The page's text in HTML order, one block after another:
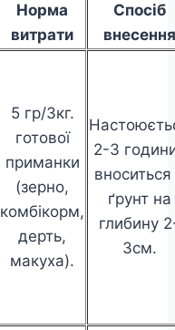
Норма
витрати
Спосіб
внесення
5 гр/3кг.
готової
приманки
(зерно,
комбікорм,
дерть,
макуха).
2-3
вноситься
ґрунт на
глибину
3см.